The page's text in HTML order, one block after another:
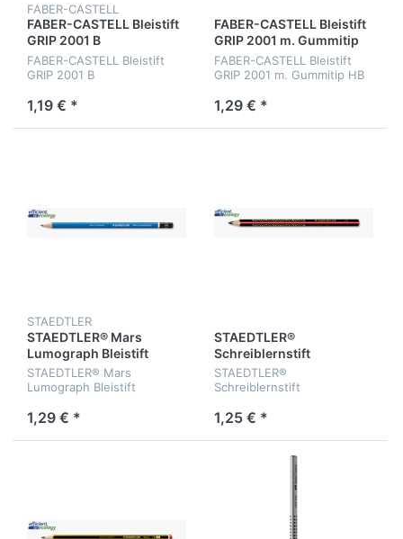
FABER-CASTELL
FABER-CASTELL Bleistift
GRIP 2001 B
FABER-CASTELL Bleistift
GRIP 2001 B
1,19 € *
FABER-CASTELL Bleistift
GRIP 2001 m. Gummitip
HB
FABER-CASTELL Bleistift
GRIP 2001 m. Gummitip HB
1,29 € *
STAEDTLER
STAEDTLER® Mars
Lumograph Bleistift
STAEDTLER® Mars
Lumograph Bleistift
1,29 € *
STAEDTLER®
Schreiblernstift
STAEDTLER®
Schreiblernstift
1,25 € *